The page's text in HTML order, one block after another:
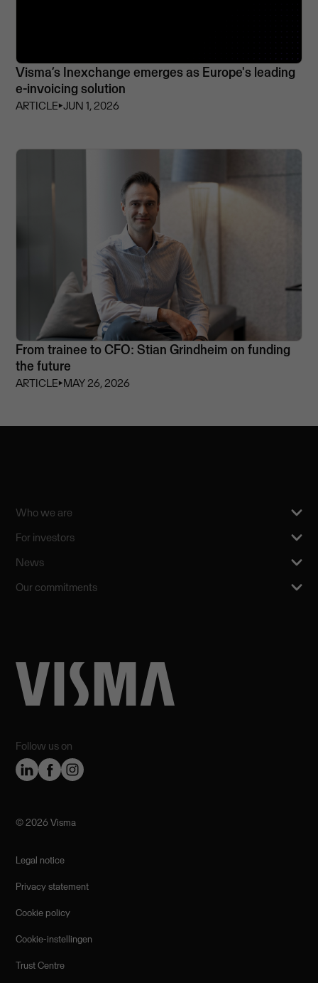
Visma’s Inexchange emerges as Europe's leading
e-invoicing solution
ARTICLE⏵JUN 1, 2026
From trainee to CFO: Stian Grindheim on funding
the future
ARTICLE⏵MAY 26, 2026
Follow us on
Who we are
For investors
News
Our commitments
©️ 2026 Visma
Legal notice
Privacy statement
Cookie policy
Cookie-instellingen
Trust Centre